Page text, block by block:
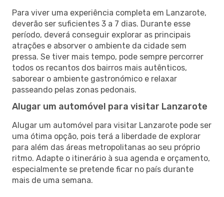
Para viver uma experiência completa em Lanzarote,
deverão ser suficientes 3 a 7 dias. Durante esse
período, deverá conseguir explorar as principais
atrações e absorver o ambiente da cidade sem
pressa. Se tiver mais tempo, pode sempre percorrer
todos os recantos dos bairros mais autênticos,
saborear o ambiente gastronómico e relaxar
passeando pelas zonas pedonais.
Alugar um automóvel para visitar Lanzarote
Alugar um automóvel para visitar Lanzarote pode ser
uma ótima opção, pois terá a liberdade de explorar
para além das áreas metropolitanas ao seu próprio
ritmo. Adapte o itinerário à sua agenda e orçamento,
especialmente se pretende ficar no país durante
mais de uma semana.